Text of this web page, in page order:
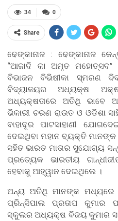
0
34
Share
ଢେଙ୍କାନାଳ : ଢେଙ୍କାନାଳ
“ଆଜାଦି କା ଅମୃତ
ବିଭାଜନ ବିଭିଷୀକା ସ୍ମରଣ
ବିଦ୍ୟାଳୟର ଅଧ୍ୟକ୍ଷ
ଅଧ୍ୟକ୍ଷତାରେ ଅତିଥି ଭାବେ
ଭିକାରୀ ଚରଣ ରାଉତ ଓ ଓଡିଶା
ବାହାଦୂର ପାଟସାହାଣୀ
ଦେଇଥିବା ମହାନ ବ୍ୟକ୍ତି ମାନଙ୍କ
ସହିତ ଭାରତ ମାତାର ସୁଯୋଗ୍ୟ
ପ୍ରତ୍ୟେକ ଭାରତୀୟ
ହେବାକୁ ଆହ୍ୱାନ ଦେଇଥିଲେ ।
ଅନ୍ୟ ଅତିଥି ମାନଙ୍କ ମଧ୍ୟରେ
ପ୍ରିନ୍ସିପାଲ ପ୍ରତାପ କୁମାର
ସ୍କୁଲର ଅଧ୍ୟକ୍ଷ ବିଜୟ କୁମାର